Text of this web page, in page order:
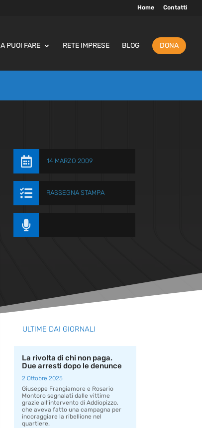
Home Contatti
PUOI FARE RETE IMPRESE BLOG DONA
 14 MARZO 2009
 RASSEGNA STAMPA

ULTIME DAI GIORNALI
La rivolta di chi non paga.
Due arresti dopo le denunce
2 Ottobre 2025
Giuseppe Frangiamore e Rosario
Montoro segnalati dalle vittime
grazie all’intervento di Addiopizzo,
che aveva fatto una campagna per
incoraggiare la ribellione nel
quartiere.